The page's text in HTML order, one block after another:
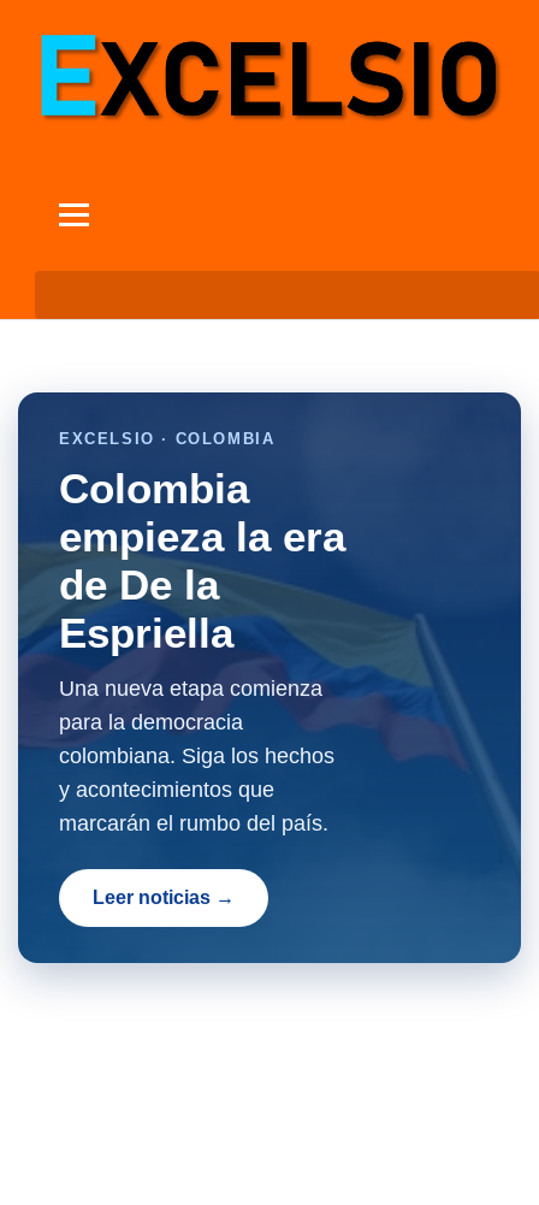
EXCELSIO · COLOMBIA
Colombia
empieza la era
de De la
Espriella
Una nueva etapa comienza
para la democracia
colombiana. Siga los hechos
y acontecimientos que
marcarán el rumbo del país.
Leer noticias →